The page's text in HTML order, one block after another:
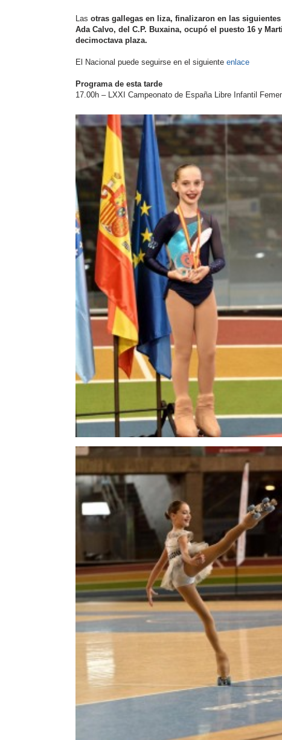
Las otras gallegas en liza, finalizaron en las
Ada Calvo, del C.P. Buxaina, ocupó el puesto 16 y
decimoctava plaza.
El Nacional puede seguirse en el siguiente enlace
Programa de esta tarde
17.00h – LXXI Campeonato de España Libre Infantil